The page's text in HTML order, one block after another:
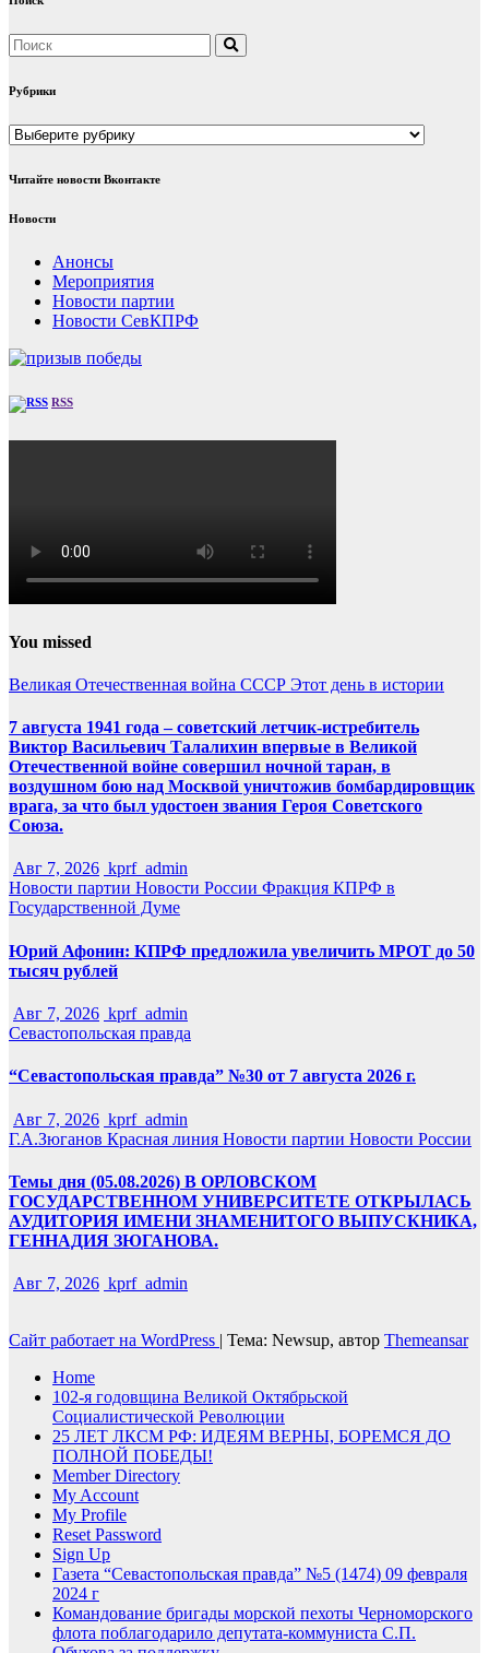
Рубрики
Рубрики
Читайте новости Вконтакте
Новости
Анонсы
Мероприятия
Новости партии
Новости СевКПРФ
RSS
You missed
Великая Отечественная война СССР Этот день в истории
7 августа 1941 года – советский летчик-истребитель
Виктор Васильевич Талалихин впервые в Великой
Отечественной войне совершил ночной таран, в
воздушном бою над Москвой уничтожив бомбардировщик
врага, за что был удостоен звания Героя Советского
Союза.
Авг 7, 2026 kprf_admin
Новости партии Новости России Фракция КПРФ в
Государственной Думе
Юрий Афонин: КПРФ предложила увеличить МРОТ до 50
тысяч рублей
Авг 7, 2026 kprf_admin
Севастопольская правда
“Севастопольская правда” №30 от 7 августа 2026 г.
Авг 7, 2026 kprf_admin
Г.А.Зюганов Красная линия Новости партии Новости России
Темы дня (05.08.2026) В ОРЛОВСКОМ
ГОСУДАРСТВЕННОМ УНИВЕРСИТЕТЕ ОТКРЫЛАСЬ
АУДИТОРИЯ ИМЕНИ ЗНАМЕНИТОГО ВЫПУСКНИКА,
ГЕННАДИЯ ЗЮГАНОВА.
Авг 7, 2026 kprf_admin
Сайт работает на WordPress | Тема: Newsup, автор Themeansar
Home
102-я годовщина Великой Октябрьской
Социалистической Революции
25 ЛЕТ ЛКСМ РФ: ИДЕЯМ ВЕРНЫ, БОРЕМСЯ ДО
ПОЛНОЙ ПОБЕДЫ!
Member Directory
My Account
My Profile
Reset Password
Sign Up
Газета “Севастопольская правда” №5 (1474) 09 февраля
2024 г
Командование бригады морской пехоты Черноморского
флота поблагодарило депутата-коммуниста С.П.